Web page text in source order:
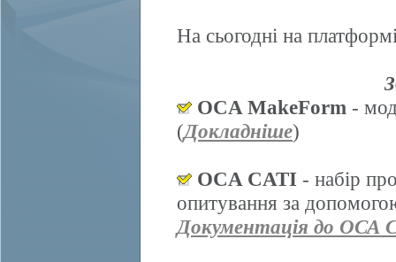
На сьогодні на
OCA MakeForm -
(Докладніше)
OCA CATI - набір
опитування за
Документація до ОСА